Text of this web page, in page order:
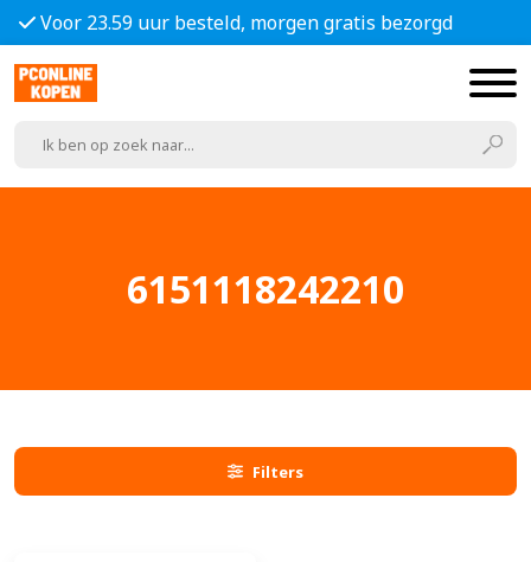
Voor 23.59 uur besteld, morgen gratis bezorgd
6151118242210
Filters